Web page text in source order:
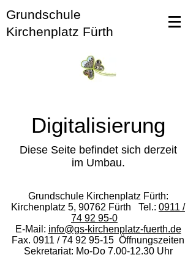
Grundschule
Kirchenplatz Fürth
Digitalisierung
Diese Seite befindet sich derzeit
im Umbau.
Grundschule Kirchenplatz Fürth:
Kirchenplatz 5, 90762 Fürth Tel.: 0911 /
74 92 95-0
E-Mail: info@gs-kirchenplatz-fuerth.de
Fax. 0911 /74 92 95-15 Öffnungszeiten
Sekretariat: Mo-Do 7.00-12.30Uhr